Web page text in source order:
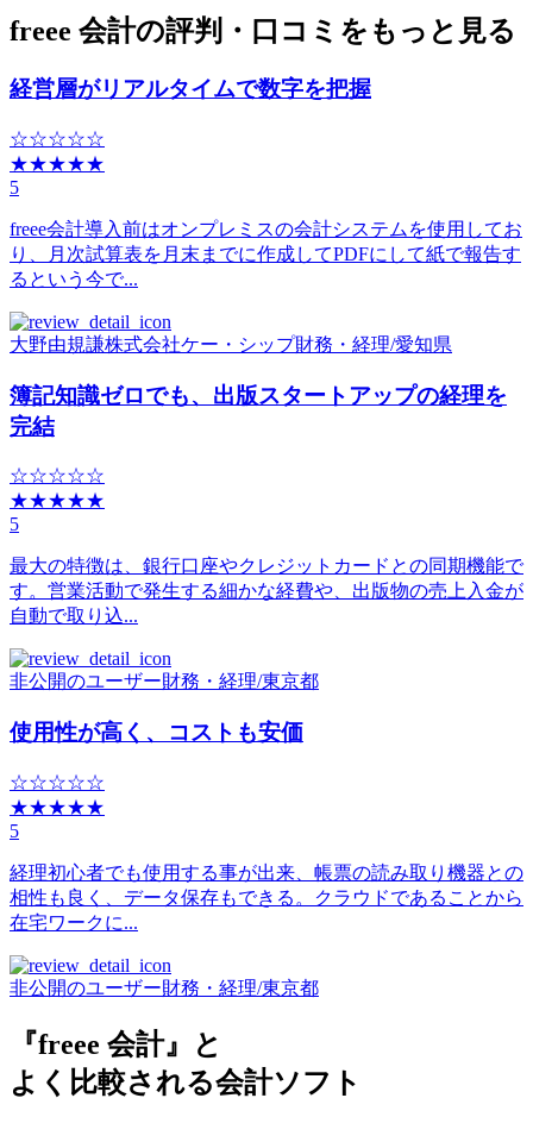
freee 会計の評判・口コミをもっと見る
経営層がリアルタイムで数字を把握
☆☆☆☆☆
★★★★★
5
freee会計導入前はオンプレミスの会計システムを使用してお
り、月次試算表を月末までに作成してPDFにして紙で報告す
るという今で...
大野由規謙株式会社ケー・シップ財務・経理/愛知県
簿記知識ゼロでも、出版スタートアップの経理を
完結
☆☆☆☆☆
★★★★★
5
最大の特徴は、銀行口座やクレジットカードとの同期機能で
す。営業活動で発生する細かな経費や、出版物の売上入金が
自動で取り込...
非公開のユーザー財務・経理/東京都
使用性が高く、コストも安価
☆☆☆☆☆
★★★★★
5
経理初心者でも使用する事が出来、帳票の読み取り機器との
相性も良く、データ保存もできる。クラウドであることから
在宅ワークに...
非公開のユーザー財務・経理/東京都
『freee 会計』と
よく比較される会計ソフト